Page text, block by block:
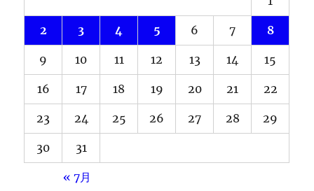
2 3 4 5 6 7 8
9 10 11 12 13 14 15
16 17 18 19 20 21 22
23 24 25 26 27 28 29
30 31
« 7月